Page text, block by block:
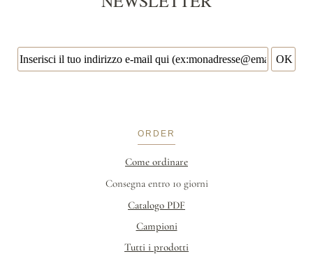
ORDER
Come ordinare
Consegna entro 10 giorni
Catalogo PDF
Campioni
Tutti i prodotti